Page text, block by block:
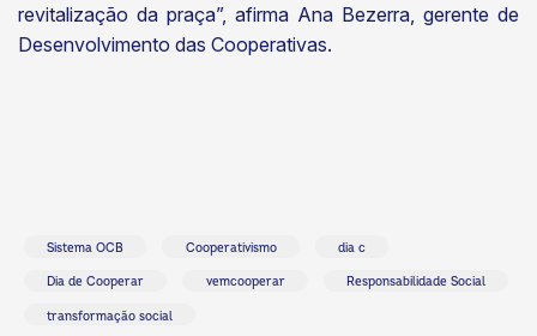
revitalização da praça”, afirma Ana Bezerra, gerente de
Desenvolvimento das Cooperativas.
Sistema OCB Cooperativismo dia c
Dia de Cooperar vemcooperar Responsabilidade Social
transformação social